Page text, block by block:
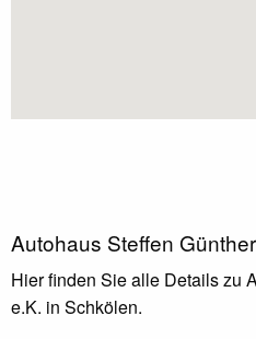
Autohaus Steffen
Hier finden Sie alle Details zu
e.K. in Schkölen.